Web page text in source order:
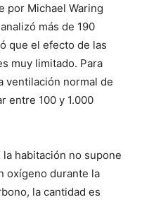
por Michael Waring
más de 190
que el efecto de las
muy limitado. Para
ventilación normal de
entre 100 y 1.000
habitación no supone
oxígeno durante la
la cantidad es